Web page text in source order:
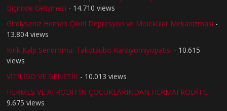
Biçimde Gelişmesi - 14.710 views
Girdiyseniz Hemen Çıkın! Depresyon ve Moleküler Mekanizması -
13.804 views
Kırık Kalp Sendromu: Takotsubo Kardiyomiyopatisi - 10.615
views
VİTİLİGO VE GENETİK - 10.013 views
HERMES VE AFRODİT’İN ÇOCUKLARINDAN HERMAFRODİT’E -
9.675 views